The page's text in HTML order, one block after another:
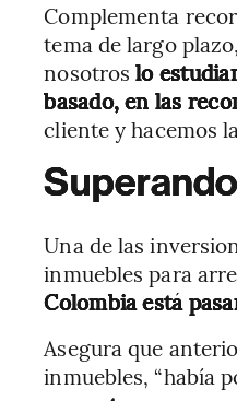
Complementa
tema de largo
nosotroslo
basado, en las
cliente y hacemos
Una de las
inmuebles para
Colombia está
Asegura que
inmuebles, “había